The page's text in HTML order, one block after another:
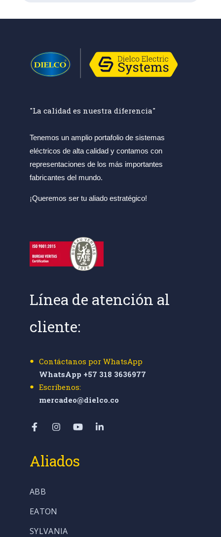
"La calidad es nuestra diferencia"
Tenemos un amplio portafolio de sistemas
eléctricos de alta calidad y contamos con
representaciones de los más importantes
fabricantes del mundo.
¡Queremos ser tu aliado estratégico!
Línea de atención al
cliente:
Contáctanos por WhatsApp
WhatsApp +57 318 3636977
Escríbenos:
mercadeo@dielco.co
Aliados
ABB
EATON
SYLVANIA